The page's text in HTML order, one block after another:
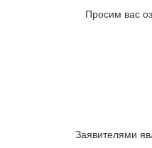
Просим вас
Заявителями